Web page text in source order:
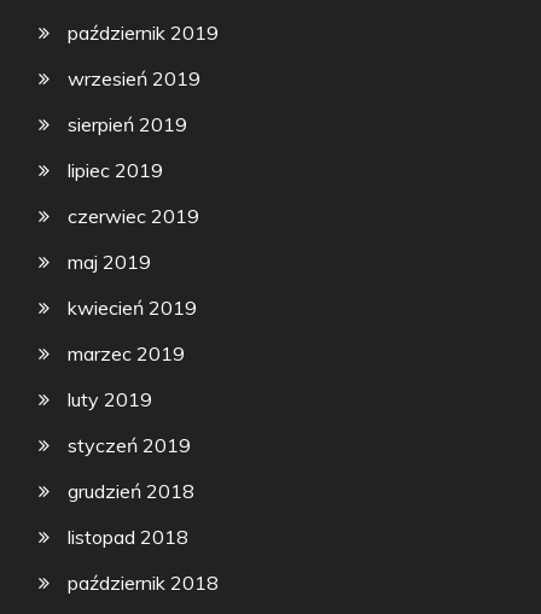
październik 2019
wrzesień 2019
sierpień 2019
lipiec 2019
czerwiec 2019
maj 2019
kwiecień 2019
marzec 2019
luty 2019
styczeń 2019
grudzień 2018
listopad 2018
październik 2018